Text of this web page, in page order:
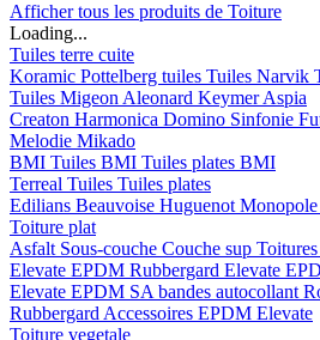
Afficher tous les produits de Toiture
Loading...
Tuiles terre cuite
Koramic Pottelberg tuiles Tuiles Narvik
Tuiles Migeon Aleonard KeymerAspia
Creaton Harmonica Domino Sinfonie
Melodie Mikado
BMI Tuiles BMI Tuiles plates BMI
Terreal Tuiles Tuiles plates
Edilians Beauvoise Huguenot
Toiture plat
Asfalt Sous-couche Couche sup
Elevate EPDM Rubbergard Elevate
Elevate EPDM SA bandes autocollant
Rubbergard Accessoires EPDM Elevate
Toiture vegetale